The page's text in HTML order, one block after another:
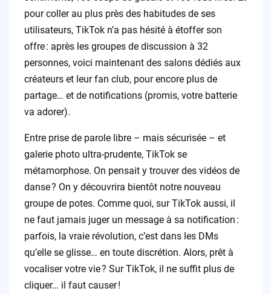
pour coller au plus près des habitudes de ses
utilisateurs, TikTok n’a pas hésité à étoffer son
offre : après les groupes de discussion à 32
personnes, voici maintenant des salons dédiés aux
créateurs et leur fan club, pour encore plus de
partage… et de notifications (promis, votre batterie
va adorer).
Entre prise de parole libre – mais sécurisée – et
galerie photo ultra-prudente, TikTok se
métamorphose. On pensait y trouver des vidéos de
danse ? On y découvrira bientôt notre nouveau
groupe de potes. Comme quoi, sur TikTok aussi, il
ne faut jamais juger un message à sa notification :
parfois, la vraie révolution, c’est dans les DMs
qu’elle se glisse… en toute discrétion. Alors, prêt à
vocaliser votre vie ? Sur TikTok, il ne suffit plus de
cliquer… il faut causer !